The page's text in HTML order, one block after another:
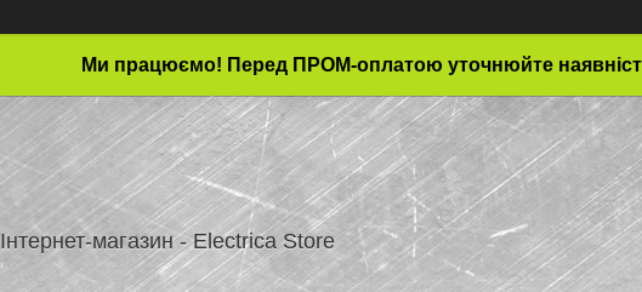
Ми працюємо! Перед ПРОМ-оплатою уточнюйте
Інтернет-магазин - Electrica Store